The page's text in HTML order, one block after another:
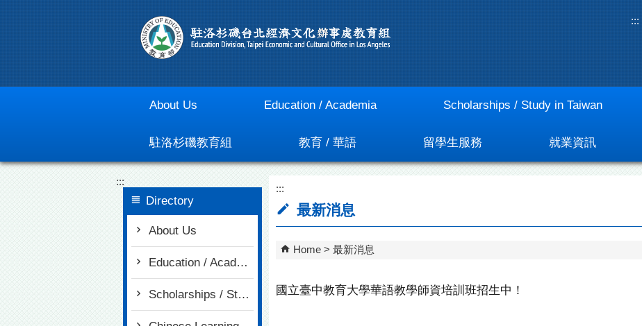
:::
About Us Education / Academia Scholarships / Study in Taiwan
駐洛杉磯教育組 教育 / 華語 留學生服務 就業資訊
:::
Directory
About Us
Education / Academia
Scholarships / Study in Taiwan
:::
最新消息
Home 最新消息
國立臺中教育大學華語教學師資培訓班招生中！